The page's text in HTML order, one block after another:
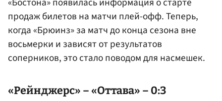
продаж билетов на матчи плей-офф. Теперь,
когда «Брюинз» за матч до конца сезона вне
восьмерки и зависят от результатов
соперников, это стало поводом для насмешек.
«Рейнджерс» – «Оттава» – 0:3